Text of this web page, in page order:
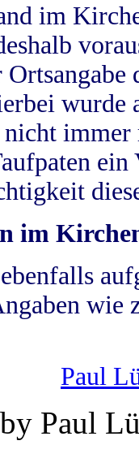
im
wurde
im
wie
Paul
Paul